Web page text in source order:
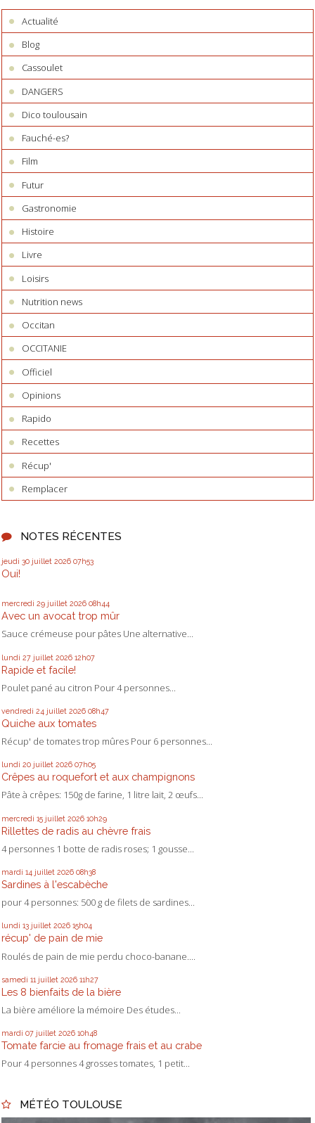
Actualité
Blog
Cassoulet
DANGERS
Dico toulousain
Fauché-es?
Film
Futur
Gastronomie
Histoire
Livre
Loisirs
Nutrition news
Occitan
OCCITANIE
Officiel
Opinions
Rapido
Recettes
Récup'
Remplacer
NOTES RÉCENTES
jeudi 30 juillet 2026 07h53
Oui!
mercredi 29 juillet 2026 08h44
Avec un avocat trop mûr
Sauce crémeuse pour pâtes Une alternative...
lundi 27 juillet 2026 12h07
Rapide et facile!
Poulet pané au citron Pour 4 personnes...
vendredi 24 juillet 2026 08h47
Quiche aux tomates
Récup' de tomates trop mûres Pour 6 personnes...
lundi 20 juillet 2026 07h05
Crêpes au roquefort et aux champignons
Pâte à crêpes: 150g de farine, 1 litre lait, 2 œufs...
mercredi 15 juillet 2026 10h29
Rillettes de radis au chèvre frais
4 personnes 1 botte de radis roses; 1 gousse...
mardi 14 juillet 2026 08h38
Sardines à l'escabèche
pour 4 personnes: 500 g de filets de sardines...
lundi 13 juillet 2026 15h04
récup' de pain de mie
Roulés de pain de mie perdu choco-banane....
samedi 11 juillet 2026 11h27
Les 8 bienfaits de la bière
La bière améliore la mémoire Des études...
mardi 07 juillet 2026 10h48
Tomate farcie au fromage frais et au crabe
Pour 4 personnes 4 grosses tomates, 1 petit...
MÉTÉO TOULOUSE